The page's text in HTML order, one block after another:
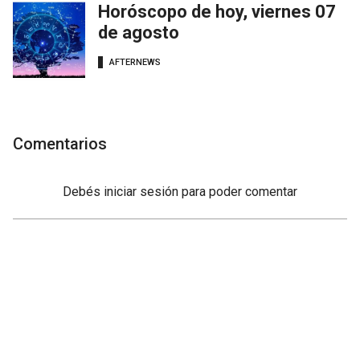
Horóscopo de hoy, viernes 07
de agosto
AFTERNEWS
Comentarios
Debés iniciar sesión para poder comentar